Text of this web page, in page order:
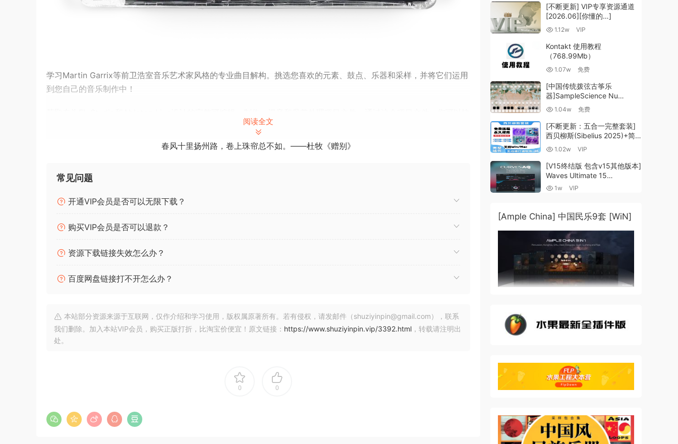
学习Martin Garrix等前卫浩室音乐艺术家风格的专业曲目解构。挑选您喜欢的元素、鼓点、乐器和采样，并将它们运用
到您自己的音乐制作中！
速学习并掌握每个音轨元素是如何被塑造、均衡、压缩、应用侧链效果和自动化的。优化您的工作流程，迅速提升您的
drums, instruments & samples you like and use in your own productions!
Get your hands on Full Editable, Produced, Mixed & Mastered Project File for FL Studio and Ableton Live. Cut
Improve your Workflow and get your sound to the next level FAST.
FANTASTiC
🏠 HomePage
阅读全文
春风十里扬州路，卷上珠帘总不如。——杜牧《赠别》
常见问题
开通VIP会员是否可以无限下载？
购买VIP会员是否可以退款？
资源下载链接失效怎么办？
百度网盘链接打不开怎么办？
本站部分资源来源于互联网，仅作介绍和学习使用，版权属原著所有。若有侵权，请发邮件（shuziyinpin@gmail.com），联系
我们删除。加入本站VIP会员，购买正版打折，比淘宝价便宜！原文链接： https://www.shuziyinpin.vip/3392.html ，转载请注明出
处。
0 0
MacOSX]（704.0MB+）
[不断更新] VIP专享资源通道
[2026.06][你懂的…]
1.12w VIP
Kontakt 使用教程
（768.99Mb）
1.07w 免费
[中国传统拨弦古筝乐
器]SampleScience Nu
Guzheng v2.0 x64 VST
VST3 AU DECENT SAMPLER
[WiN, MacOSX]（158MB)
1.04w 免费
[不断更新：五合一完整套装]
西贝柳斯(Sibelius 2025)+简
谱插件V8+图片识别+音频识别
MacOSX]（80.48GB+）
1.02w VIP
[V15终结版 包含v15其他版本]
Waves Ultimate 15
v25.05.27+一键安装版+安装
（4.1GB+10.2GB+9.6GB）
1w VIP
[Ample China] 中国民乐9套 [WiN]